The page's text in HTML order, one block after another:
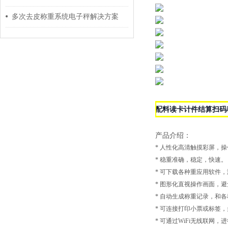
多次去皮称重系统电子秤解决方案
配料读卡计件结算扫
产品介绍：
* 人性化高清触摸彩屏，
* 稳重准确，稳定，快速。
* 可下载各种重应用软件
* 图形化直视操作画面，
* 自动生成称重记录，和
* 可连接打印小票或标签
* 可通过WiFi无线联网，